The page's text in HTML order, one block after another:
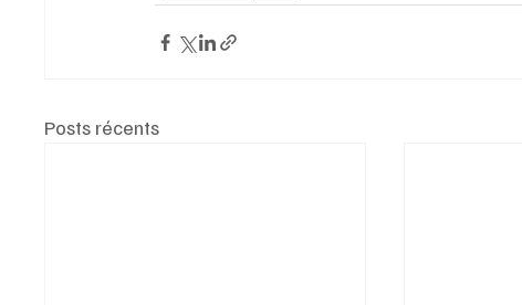
Posts récents